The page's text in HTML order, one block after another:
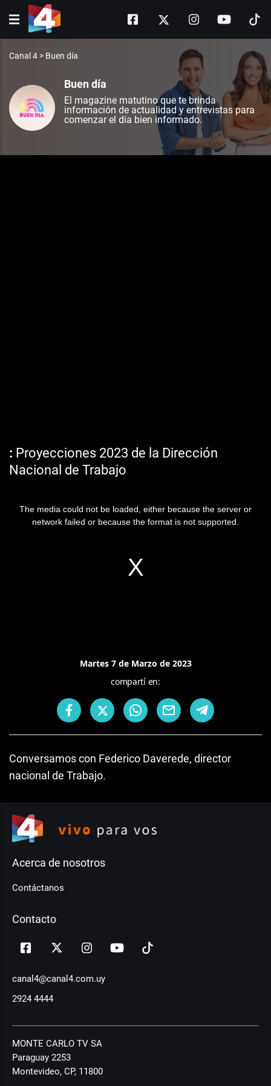
Canal 4 > Buen día
Buen día
El magazine matutino que te brinda
información de actualidad y entrevistas para
comenzar el día bien informado.
Proyecciones 2023 de la Dirección
Nacional de Trabajo
The media could not be loaded, either because the server or
network failed or because the format is not supported.
Martes 7 de Marzo de 2023
compartí en:
Conversamos con Federico Daverede, director
nacional de Trabajo.
Acerca de nosotros
Contáctanos
Contacto
canal4@canal4.com.uy
2924 4444
MONTE CARLO TV SA
Paraguay 2253
Montevideo, CP, 11800